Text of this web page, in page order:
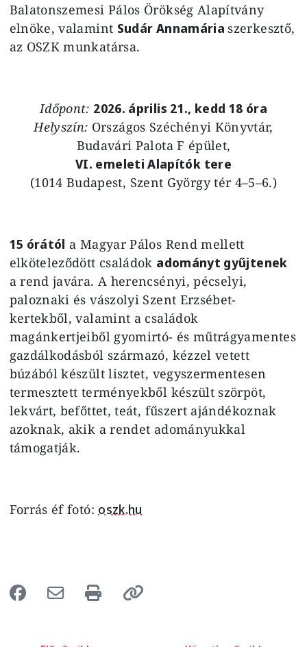
Balatonszemesi Pálos Örökség Alapítvány
elnöke, valamint Sudár Annamáriaszerkesztő,
az OSZK munkatársa.
Időpont: 2026. április 21., kedd 18 óra
Helyszín: Országos Széchényi Könyvtár,
Budavári Palota F épület,
VI. emeleti Alapítók tere
(1014 Budapest, Szent György tér 4–5–6.)
15 órától a Magyar Pálos Rend mellett
elköteleződött családok adományt gyűjtenek
a rend javára. A herencsényi, pécselyi,
paloznaki és vászolyi Szent Erzsébet-
kertekből, valamint a családok
magánkertjeiből gyomirtó- és műtrágyamentes
gazdálkodásból származó, kézzel vetett
búzából készült lisztet, vegyszermentesen
termesztett terményekből készült szörpöt,
lekvárt, befőttet, teát, fűszert ajándékoznak
azoknak, akik a rendet adományukkal
támogatják.
Forrás éf fotó: oszk.hu